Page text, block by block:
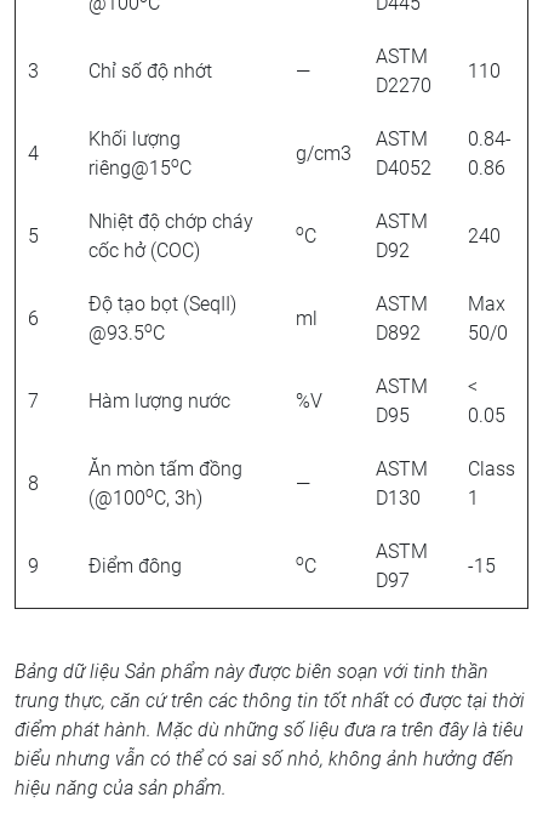
3 Chỉ số độ nhớt —
ASTM
D2270
110
4
Khối lượng
riêng@15oC
g/cm3
ASTM
D4052
0.84-
0.86
5
Nhiệt độ chớp cháy
cốc hở (COC)
oC
ASTM
D92
240
6
Độ tạo bọt (SeqII)
@93.5oC
ml
ASTM
D892
Max
50/0
7 Hàm lượng nước %V
ASTM
D95
<
0.05
8
Ăn mòn tấm đồng
(@100oC, 3h)
—
ASTM
D130
Class
1
9 Điểm đông oC
ASTM
D97
-15
Bảng dữ liệu Sản phẩm này được biên soạn với tinh thần
trung thực, căn cứ trên các thông tin tốt nhất có được tại thời
điểm phát hành. Mặc dù những số liệu đưa ra trên đây là tiêu
biểu nhưng vẫn có thể có sai số nhỏ, không ảnh hưởng đến
hiệu năng của sản phẩm.